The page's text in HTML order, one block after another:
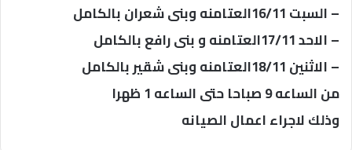
– السبت 16/11العتامنه وبنى شعران بالكامل
– الاحد 17/11العتامنه و بنى رافع بالكامل
– الاثنين 18/11العتامنه وبنى شقير بالكامل
من الساعه 9 صباحا حتى الساعه 1 ظهرا
وذلك لاجراء اعمال الصيانه